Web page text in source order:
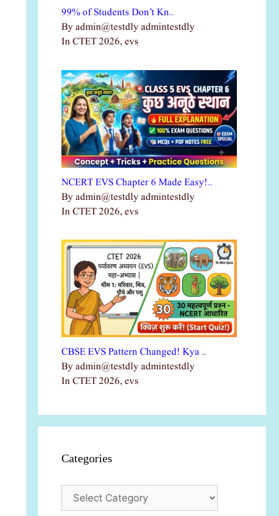
99% of Students Don’t Kn…
By admin@testdly admintestdly
In CTET 2026, evs
NCERT EVS Chapter 6 Made Easy!…
By admin@testdly admintestdly
In CTET 2026, evs
CBSE EVS Pattern Changed! Kya …
By admin@testdly admintestdly
In CTET 2026, evs
Categories
Categories